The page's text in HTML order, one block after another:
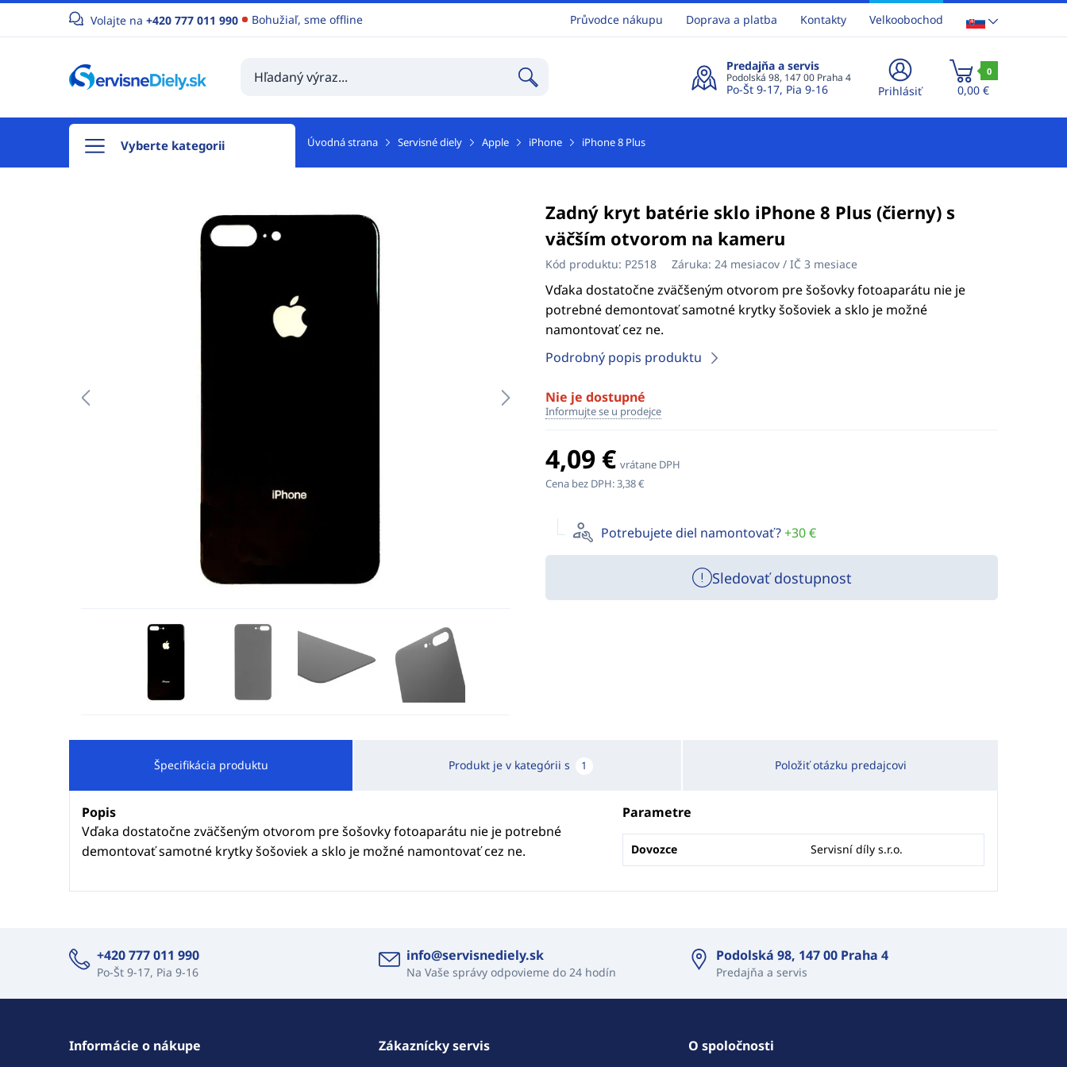
Volajte na +420 777 011 990 Bohužiaľ, sme offline Průvodce nákupu Doprava a platba Kontakty Velkoobochod
Predajňa a servis
Podolská 98, 147 00 Praha 4
Po-Št 9-17, Pia 9-16 Prihlásiť
0
0,00 €
Vyberte kategorii Úvodná strana Servisné diely Apple iPhone iPhone 8 Plus
Zadný kryt batérie sklo iPhone 8 Plus (čierny) s
väčším otvorom na kameru
Kód produktu: P2518 Záruka: 24 mesiacov / IČ 3 mesiace
Vďaka dostatočne zväčšeným otvorom pre šošovky fotoaparátu nie je
potrebné demontovať samotné krytky šošoviek a sklo je možné
namontovať cez ne.
Podrobný popis produktu
Nie je dostupné
Informujte se u prodejce
4,09 € vrátane DPH
Cena bez DPH:3,38 €
Potrebujete diel namontovať?+30 €
Sledovať dostupnost
Špecifikácia produktu Produkt je v kategórii s 1 Položiť otázku predajcovi
Popis
Vďaka dostatočne zväčšeným otvorom pre šošovky fotoaparátu nie je potrebné
demontovať samotné krytky šošoviek a sklo je možné namontovať cez ne.
Parametre
Dovozce Servisní díly s.r.o.
+420 777 011 990
Po-Št 9-17, Pia 9-16
info@servisnediely.sk
Na Vaše správy odpovieme do 24 hodín
Podolská 98, 147 00 Praha 4
Predajňa a servis
Informácie o nákupe Zákaznícky servis O spoločnosti